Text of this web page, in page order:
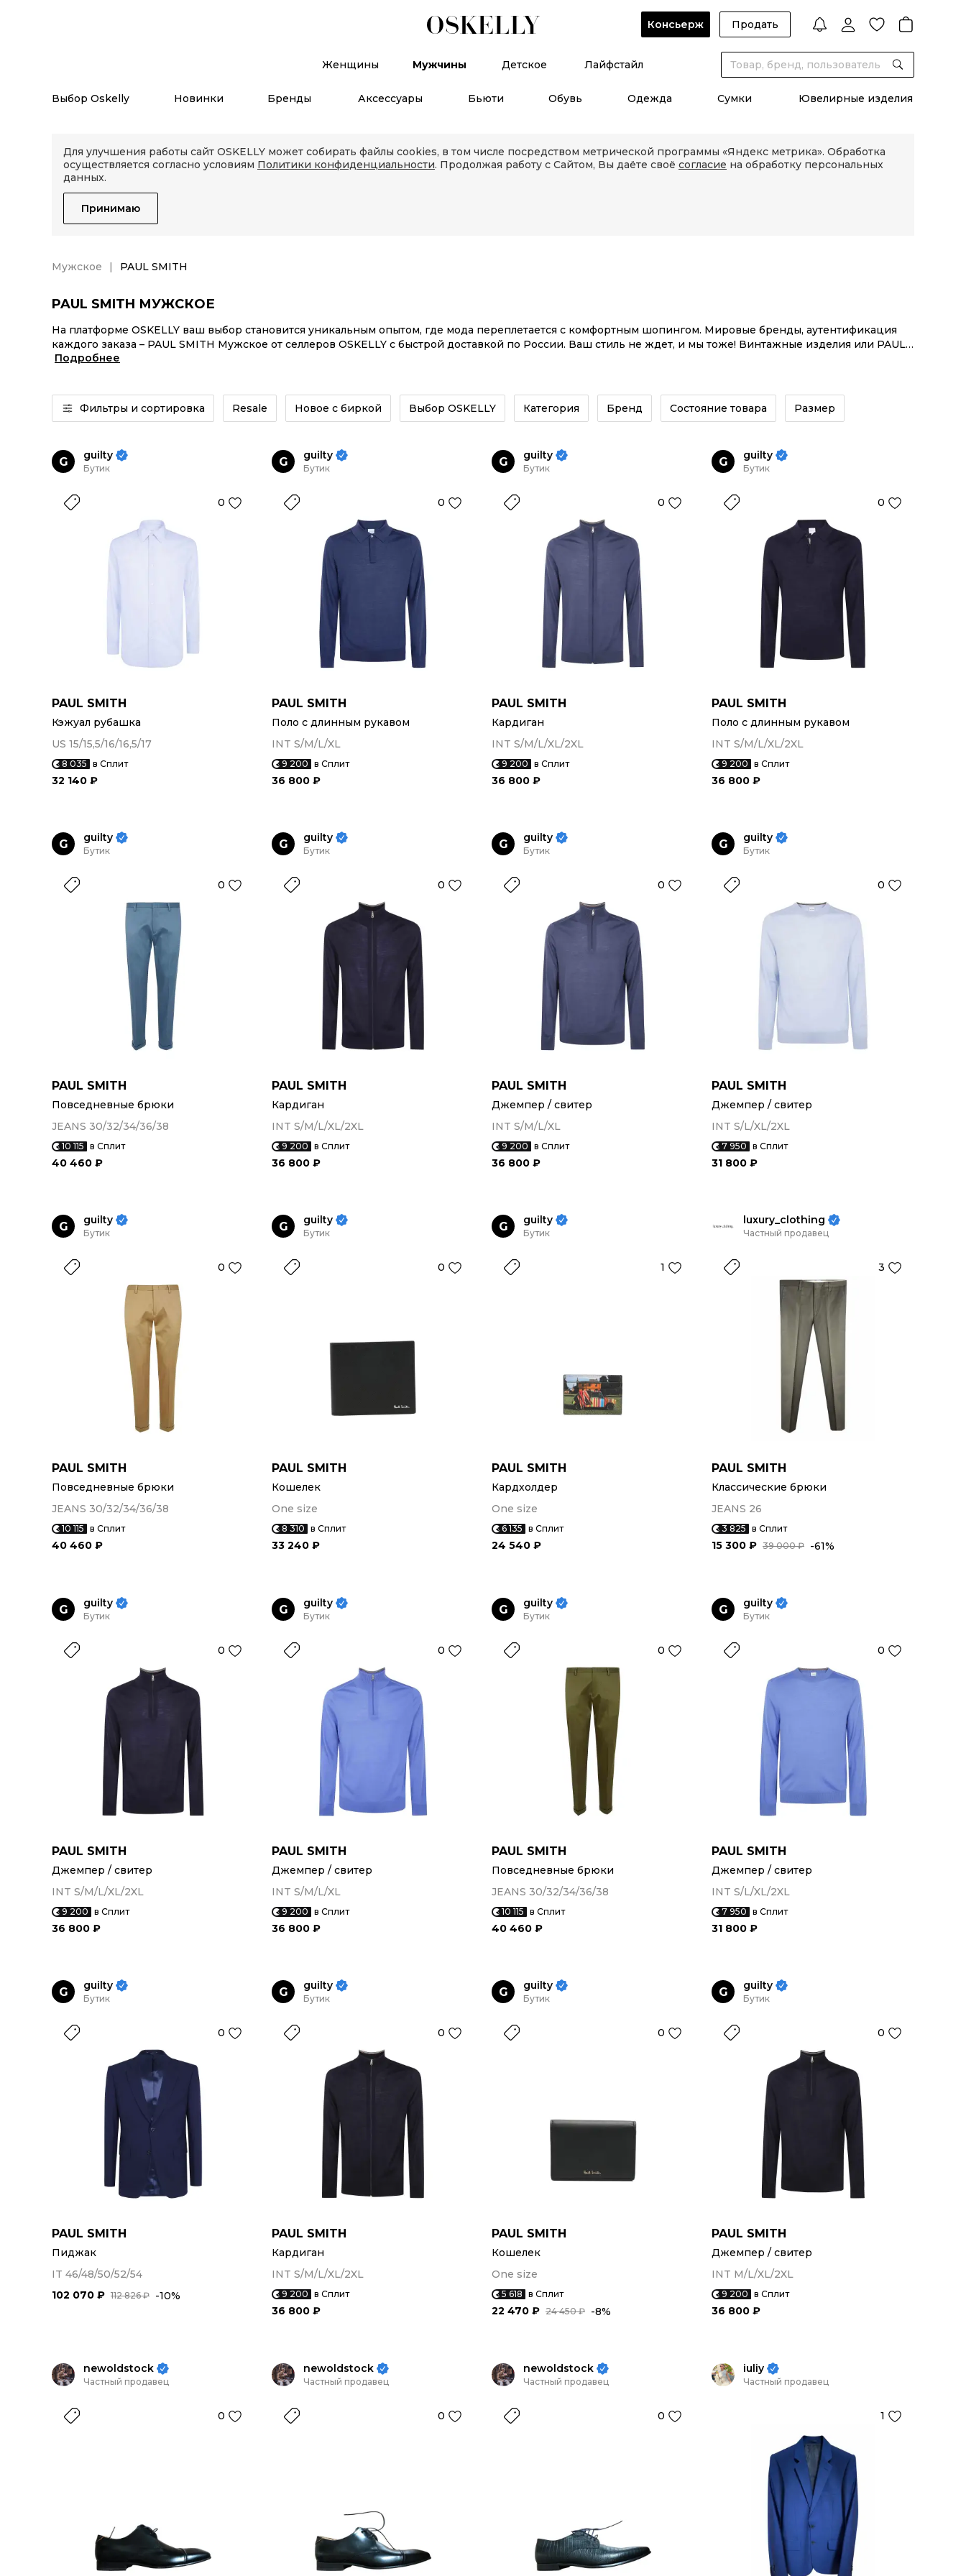
Консьерж Продать
Женщины Мужчины Детское Лайфстайл
Выбор Oskelly Новинки Бренды Аксессуары Бьюти Обувь Одежда Сумки Ювелирные изделия
Для улучшения работы сайт OSKELLY может собирать файлы cookies, в том числе посредством метрической программы «Яндекс метрика». Обработка
осуществляется согласно условиям Политики конфиденциальности. Продолжая работу с Сайтом, Вы даёте своё согласие на обработку персональных
данных.
Принимаю
Мужское PAUL SMITH
PAUL SMITH МУЖСКОЕ
На платформе OSKELLY ваш выбор становится уникальным опытом, где мода переплетается с комфортным шопингом. Мировые бренды, аутентификация
каждого заказа – PAUL SMITH Мужское от селлеров OSKELLY с быстрой доставкой по России. Ваш стиль не ждет, и мы тоже! Винтажные изделия или PAUL
SMITH Мужское из новых коллекций – заказывайте на сайте или в приложении OSKELLY с целой экосистемой инструментов.
Подробнее
Фильтры и сортировка Resale Новое с биркой Выбор OSKELLY Категория Бренд Состояние товара Размер
G guilty
Бутик
0
PAUL SMITH
Кэжуал рубашка
US 15/15,5/16/16,5/17
8 035 в Сплит
32 140 ₽
G guilty
Бутик
0
PAUL SMITH
Поло с длинным рукавом
INT S/M/L/XL
9 200 в Сплит
36 800 ₽
G guilty
Бутик
0
PAUL SMITH
Кардиган
INT S/M/L/XL/2XL
9 200 в Сплит
36 800 ₽
G guilty
Бутик
0
PAUL SMITH
Поло с длинным рукавом
INT S/M/L/XL/2XL
9 200 в Сплит
36 800 ₽
G guilty
Бутик
0
PAUL SMITH
Повседневные брюки
JEANS 30/32/34/36/38
10 115 в Сплит
40 460 ₽
G guilty
Бутик
0
PAUL SMITH
Кардиган
INT S/M/L/XL/2XL
9 200 в Сплит
36 800 ₽
G guilty
Бутик
0
PAUL SMITH
Джемпер / свитер
INT S/M/L/XL
9 200 в Сплит
36 800 ₽
G guilty
Бутик
0
PAUL SMITH
Джемпер / свитер
INT S/L/XL/2XL
7 950 в Сплит
31 800 ₽
G guilty
Бутик
0
PAUL SMITH
Повседневные брюки
JEANS 30/32/34/36/38
10 115 в Сплит
40 460 ₽
G guilty
Бутик
0
PAUL SMITH
Кошелек
One size
8 310 в Сплит
33 240 ₽
G guilty
Бутик
1
PAUL SMITH
Кардхолдер
One size
6 135 в Сплит
24 540 ₽
luxury_clothing
Частный продавец
3
PAUL SMITH
Классические брюки
JEANS 26
3 825 в Сплит
39 000 ₽
15 300 ₽ -61%
G guilty
Бутик
0
PAUL SMITH
Джемпер / свитер
INT S/M/L/XL/2XL
9 200 в Сплит
36 800 ₽
G guilty
Бутик
0
PAUL SMITH
Джемпер / свитер
INT S/M/L/XL
9 200 в Сплит
36 800 ₽
G guilty
Бутик
0
PAUL SMITH
Повседневные брюки
JEANS 30/32/34/36/38
10 115 в Сплит
40 460 ₽
G guilty
Бутик
0
PAUL SMITH
Джемпер / свитер
INT S/L/XL/2XL
7 950 в Сплит
31 800 ₽
G guilty
Бутик
0
PAUL SMITH
Пиджак
IT 46/48/50/52/54
112 826 ₽
102 070 ₽ -10%
G guilty
Бутик
0
PAUL SMITH
Кардиган
INT S/M/L/XL/2XL
9 200 в Сплит
36 800 ₽
G guilty
Бутик
0
PAUL SMITH
Кошелек
One size
5 618 в Сплит
24 450 ₽
22 470 ₽ -8%
G guilty
Бутик
0
PAUL SMITH
Джемпер / свитер
INT M/L/XL/2XL
9 200 в Сплит
36 800 ₽
newoldstock
Частный продавец
0
newoldstock
Частный продавец
0
newoldstock
Частный продавец
0
iuliy
Частный продавец
1